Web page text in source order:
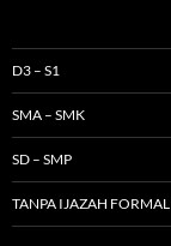
D3 – S1
SMA – SMK
SD – SMP
TANPA IJAZAH FORMAL